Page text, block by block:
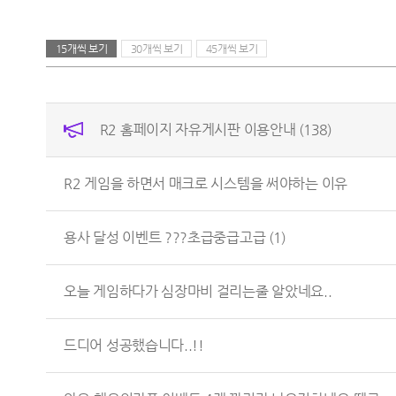
15개씩 보기 30개씩 보기 45개씩 보기
R2 홈페이지 자유게시판 이용안내 (138)
R2 게임을 하면서 매크로 시스템을 써야하는 이유
용사 달성 이벤트 ???초급중급고급 (1)
오늘 게임하다가 심장마비 걸리는줄 알았네요..
드디어 성공했습니다..!!